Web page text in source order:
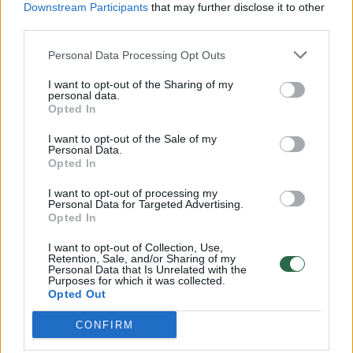
Downstream Participants that may further disclose it to other
Personal Data Processing Opt Outs
I want to opt-out of the Sharing of my
personal data.
Opted In
I want to opt-out of the Sale of my
Personal Data.
Opted In
I want to opt-out of processing my
Personal Data for Targeted Advertising.
Opted In
I want to opt-out of Collection, Use,
Retention, Sale, and/or Sharing of my
Personal Data that Is Unrelated with the
Purposes for which it was collected.
Opted Out
CONFIRM
00:00:57
32 laipsnių šilumos
Žinios | Orai
Nufilmavo, kaip patvino Vilniaus Vakarinis aplinkkelis:
vaizdas pribloškia
dvi moteris
Žinios | Lietuvos diena